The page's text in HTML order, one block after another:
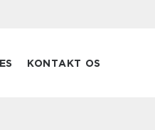
KONTAKT OS